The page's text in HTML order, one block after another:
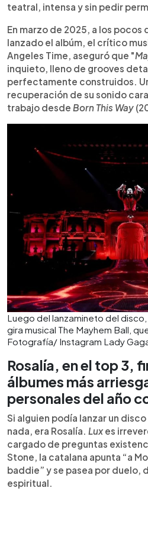
teatral, intensa y sin pedir
En marzo de 2025, a los pocos
lanzado el albúm, el crítico
Angeles Time, aseguró que "
inquieto, lleno de grooves
perfectamente construidos.
recuperación de su sonido
trabajo desde Born This Way
Luego del lanzamineto del
gira musical The Mayhem Ball,
Fotografía/ Instagram Lady
Rosalía, en el top 3,
álbumes más
personales del año
Si alguien podía lanzar un
nada, era Rosalía. Luxes
cargado de preguntas
Stone, la catalana apunta “a
baddie” y se pasea por duelo,
espiritual.